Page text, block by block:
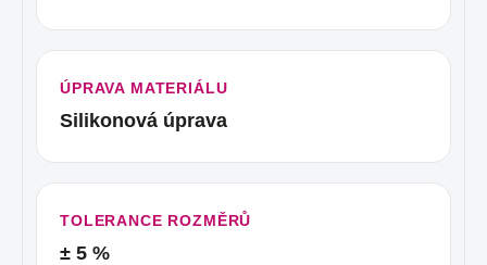
ÚPRAVA MATERIÁLU
Silikonová úprava
TOLERANCE ROZMĚRŮ
± 5 %